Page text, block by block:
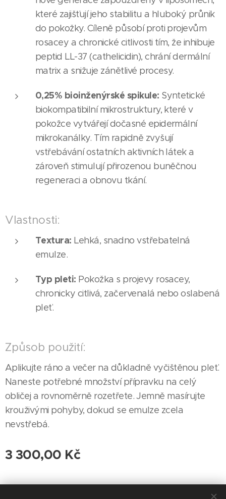
které zajišťují jeho stabilitu a hluboký průnik
do pokožky. Cíleně působí proti projevům
rosacey a chronické citlivosti tím, že inhibuje
peptid LL-37 (cathelicidin), chrání dermální
matrix a snižuje zánětlivé procesy.
0,25% bioinženýrské spikule: Syntetické
biokompatibilní mikrostruktury, které v
pokožce vytvářejí dočasné epidermální
mikrokanálky. Tím rapidně zvyšují
vstřebávání ostatních aktivních látek a
zároveň stimulují přirozenou buněčnou
regeneraci a obnovu tkání.
Vlastnosti:
Textura: Lehká, snadno vstřebatelná
emulze.
Typ pleti: Pokožka s projevy rosacey,
chronicky citlivá, začervenalá nebo oslabená
pleť.
Způsob použití:
Aplikujte ráno a večer na důkladně vyčištěnou pleť.
Naneste potřebné množství přípravku na celý
obličej a rovnoměrně rozetřete. Jemně masírujte
krouživými pohyby, dokud se emulze zcela
nevstřebá.
3 300,00 Kč